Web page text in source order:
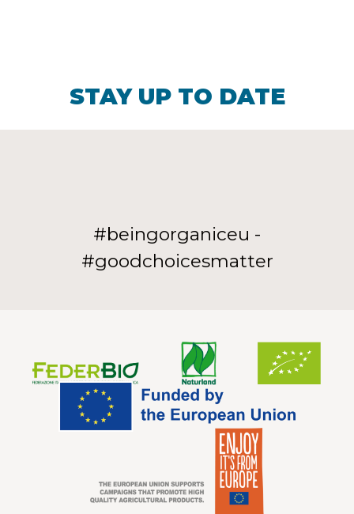
STAY UP TO DATE
#beingorganiceu -
#goodchoicesmatter